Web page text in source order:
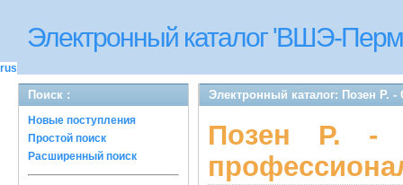
Электронный каталог 'ВШЭ-
rus
Поиск :
Новые поступления
Простой поиск
Расширенный поиск
Электронный каталог: Позен Р.
Позен Р. -